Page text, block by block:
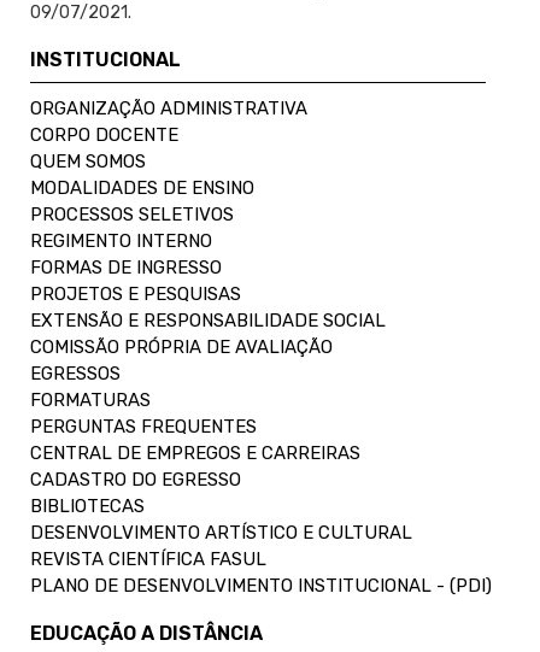
09/07/2021.
INSTITUCIONAL
ORGANIZAÇÃO ADMINISTRATIVA
CORPO DOCENTE
QUEM SOMOS
MODALIDADES DE ENSINO
PROCESSOS SELETIVOS
REGIMENTO INTERNO
FORMAS DE INGRESSO
PROJETOS E PESQUISAS
EXTENSÃO E RESPONSABILIDADE SOCIAL
COMISSÃO PRÓPRIA DE AVALIAÇÃO
EGRESSOS
FORMATURAS
PERGUNTAS FREQUENTES
CENTRAL DE EMPREGOS E CARREIRAS
CADASTRO DO EGRESSO
BIBLIOTECAS
DESENVOLVIMENTO ARTÍSTICO E CULTURAL
REVISTA CIENTÍFICA FASUL
PLANO DE DESENVOLVIMENTO INSTITUCIONAL - (PDI)
EDUCAÇÃO A DISTÂNCIA